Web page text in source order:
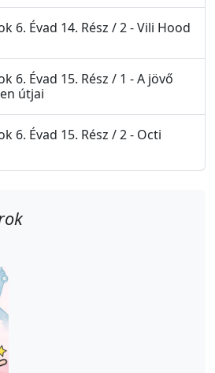
6. Évad 14. Rész / 2 - Vili Hood
6. Évad 15. Rész / 1 - A jövő
útjai
6. Évad 15. Rész / 2 - Octi